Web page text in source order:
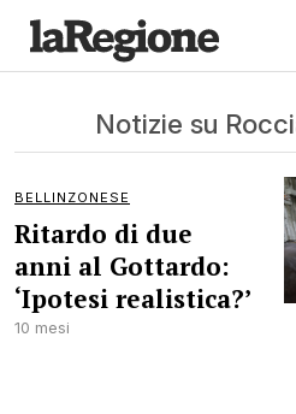
Notizie su
BELLINZONESE
Ritardo di due
anni al Gottardo:
‘Ipotesi realistica?’
10 mesi